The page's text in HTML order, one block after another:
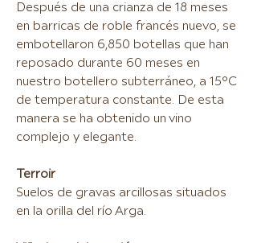
Después de una crianza de 18 meses
en barricas de roble francés nuevo, se
embotellaron 6,850 botellas que han
reposado durante 60 meses en
nuestro botellero subterráneo, a 15°C
de temperatura constante. De esta
manera se ha obtenido un vino
complejo y elegante.
Terroir
Suelos de gravas arcillosas situados
en la orilla del río Arga.